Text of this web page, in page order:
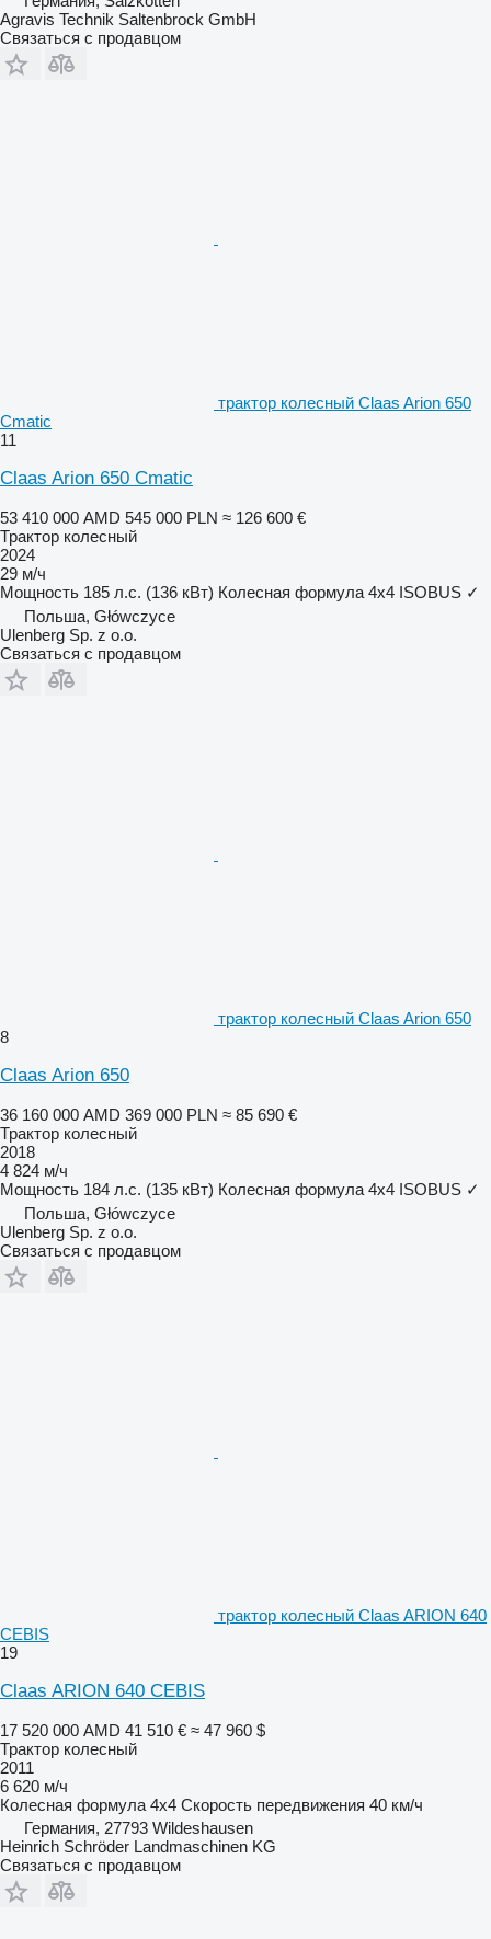
Agravis Technik Saltenbrock GmbH
Связаться с продавцом
трактор колесный Claas Arion 650
Cmatic
11
Claas Arion 650 Cmatic
53 410 000 AMD 545 000 PLN ≈ 126 600 €
Трактор колесный
2024
29 м/ч
Мощность 185 л.с. (136 кВт) Колесная формула 4x4 ISOBUS ✓
Польша, Główczyce
Ulenberg Sp. z o.o.
Связаться с продавцом
трактор колесный Claas Arion 650
8
Claas Arion 650
36 160 000 AMD 369 000 PLN ≈ 85 690 €
Трактор колесный
2018
4 824 м/ч
Мощность 184 л.с. (135 кВт) Колесная формула 4x4 ISOBUS ✓
Польша, Główczyce
Ulenberg Sp. z o.o.
Связаться с продавцом
трактор колесный Claas ARION 640
CEBIS
19
Claas ARION 640 CEBIS
17 520 000 AMD 41 510 € ≈ 47 960 $
Трактор колесный
2011
6 620 м/ч
Колесная формула 4x4 Скорость передвижения 40 км/ч
Германия, 27793 Wildeshausen
Heinrich Schröder Landmaschinen KG
Связаться с продавцом